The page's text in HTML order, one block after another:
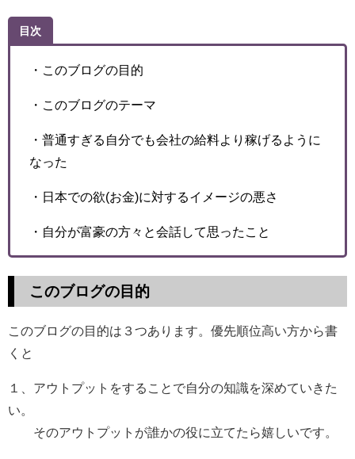
目次
・このブログの目的
・このブログのテーマ
・普通すぎる自分でも会社の給料より稼げるように
なった
・日本での欲(お金)に対するイメージの悪さ
・自分が富豪の方々と会話して思ったこと
このブログの目的
このブログの目的は３つあります。優先順位高い方から書
くと
１、アウトプットをすることで自分の知識を深めていきた
い。
そのアウトプットが誰かの役に立てたら嬉しいです。